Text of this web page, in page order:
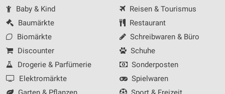
Baby & Kind
Baumärkte
Biomärkte
Discounter
Drogerie & Parfümerie
Elektromärkte
Reisen & Tourismus
Restaurant
Schreibwaren & Büro
Schuhe
Sonderposten
Spielwaren